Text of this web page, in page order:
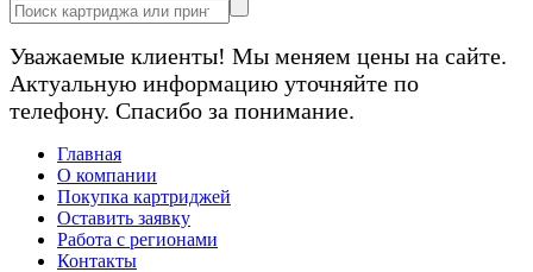
Уважаемые клиенты! Мы меняем цены на сайте.
Актуальную информацию уточняйте по
телефону. Спасибо за понимание.
Главная
О компании
Покупка картриджей
Оставить заявку
Работа с регионами
Контакты